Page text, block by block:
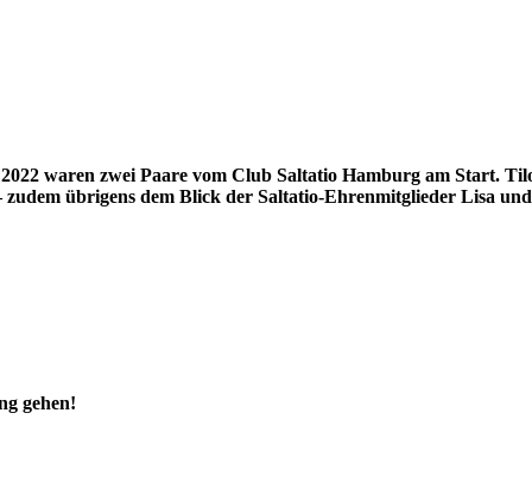
waren zwei Paare vom Club Saltatio Hamburg am Start.
übrigens dem Blick der Saltatio-Ehrenmitglieder Lisa
gehen!